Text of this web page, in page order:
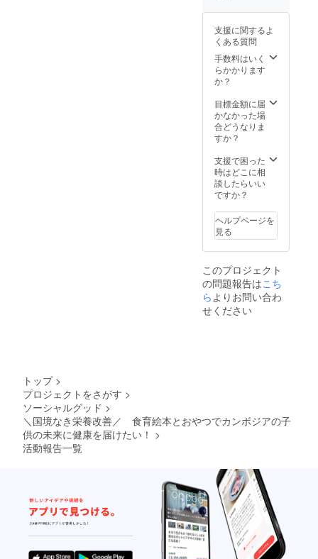
たしま
す。 読
み聞か
せの様
子、お
菓子を
どを、
体感し
てくだ
配布時
に、子
どもか
らのご
様ご本
人に宛
てた直
接の
セージ
を撮影
し、
MP4の
形式
後日、
た動画
をクラ
ウドに
てアッ
プし、
ダウン
ロード
いただ
く方法
送りい
たしま
す。 ま
た、絵
後の
ページ
に、印
刷支援
て、お
名前を
掲載さ
せてい
ただき
お名前
の記入
す。
支援に関するよ
くある質問
手数料はいく
らかかります
か？
目標金額に届
かなかった場
合どうなりま
すか？
支援で困った
時はどこに相
談したらいい
ですか？
ヘルプページを
見る
このプロジェクト
の問題報告はこち
ら よりお問い合わ
せください
トップ >
プロジェクトをさがす >
ソーシャルグッド >
＼国境なき栄養改善／ 食育絵本とおやつでカンボジアの子
供の未来に健康を届けたい！ >
活動報告一覧